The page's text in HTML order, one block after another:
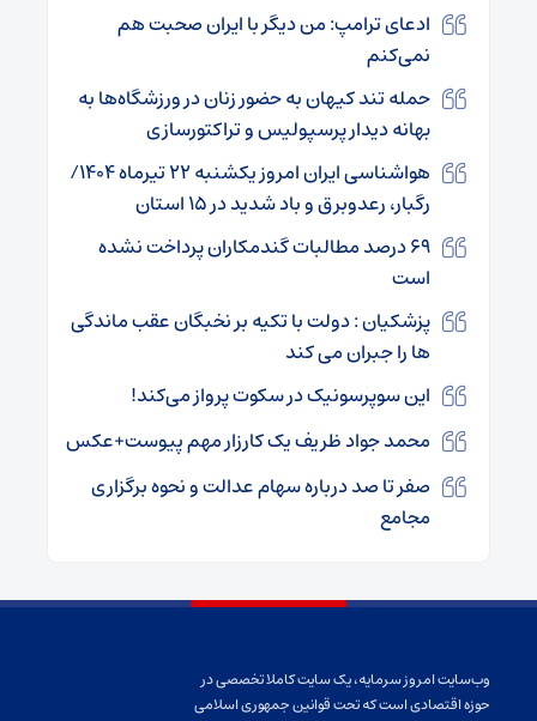
ادعای ترامپ: من دیگر با ایران صحبت هم
نمی‌کنم
حمله تند کیهان به حضور زنان در ورزشگاه‌ها به
بهانه دیدار پرسپولیس و تراکتورسازی
هواشناسی ایران امروز یکشنبه ۲۲ تیرماه ۱۴۰۴/
رگبار، رعدوبرق و باد شدید در ۱۵ استان
۶۹ درصد مطالبات گندمکاران پرداخت نشده
است
پزشکیان : دولت با تکیه بر نخبگان عقب ماندگی
ها را جبران می کند
این سوپرسونیک در سکوت پرواز می‌کند!
محمد جواد ظریف یک کارزار مهم پیوست+عکس
صفر تا صد درباره سهام عدالت و نحوه برگزاری
مجامع
وب‌سایت امروز سرمایه، یک سایت کاملا تخصصی در
حوزه اقتصادی است که تحت قوانین جمهوری اسلامی